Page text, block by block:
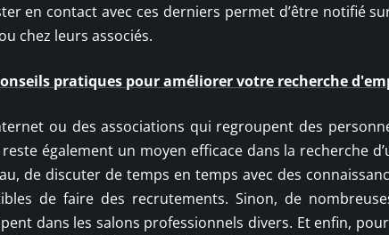
en contact avec ces derniers permet d’être notifié
chez leurs associés.
pratiques pour améliorer votre recherche
ou des associations qui regroupent des
également un moyen efficace dans la recherche
de discuter de temps en temps avec des
de faire des recrutements. Sinon, de
dans les salons professionnels divers. Et enfin,